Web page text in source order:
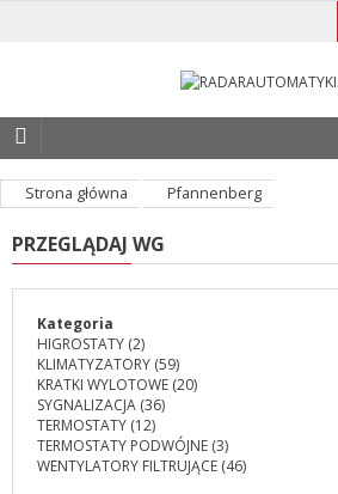
Strona główna Pfannenberg
PRZEGLĄDAJ WG
Kategoria
HIGROSTATY (2)
KLIMATYZATORY (59)
KRATKI WYLOTOWE (20)
SYGNALIZACJA (36)
TERMOSTATY (12)
TERMOSTATY PODWÓJNE (3)
WENTYLATORY FILTRUJĄCE (46)